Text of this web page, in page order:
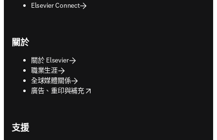
Elsevier Connect
關於
關於 Elsevier
職業生涯
全球媒體關係
廣告、重印與補充
opens in new tab/window
支援